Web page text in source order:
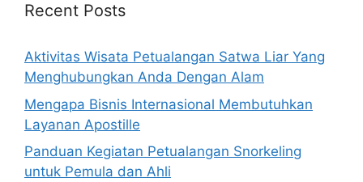
Recent Posts
Aktivitas Wisata Petualangan Satwa Liar Yang
Menghubungkan Anda Dengan Alam
Mengapa Bisnis Internasional Membutuhkan
Layanan Apostille
Panduan Kegiatan Petualangan Snorkeling
untuk Pemula dan Ahli